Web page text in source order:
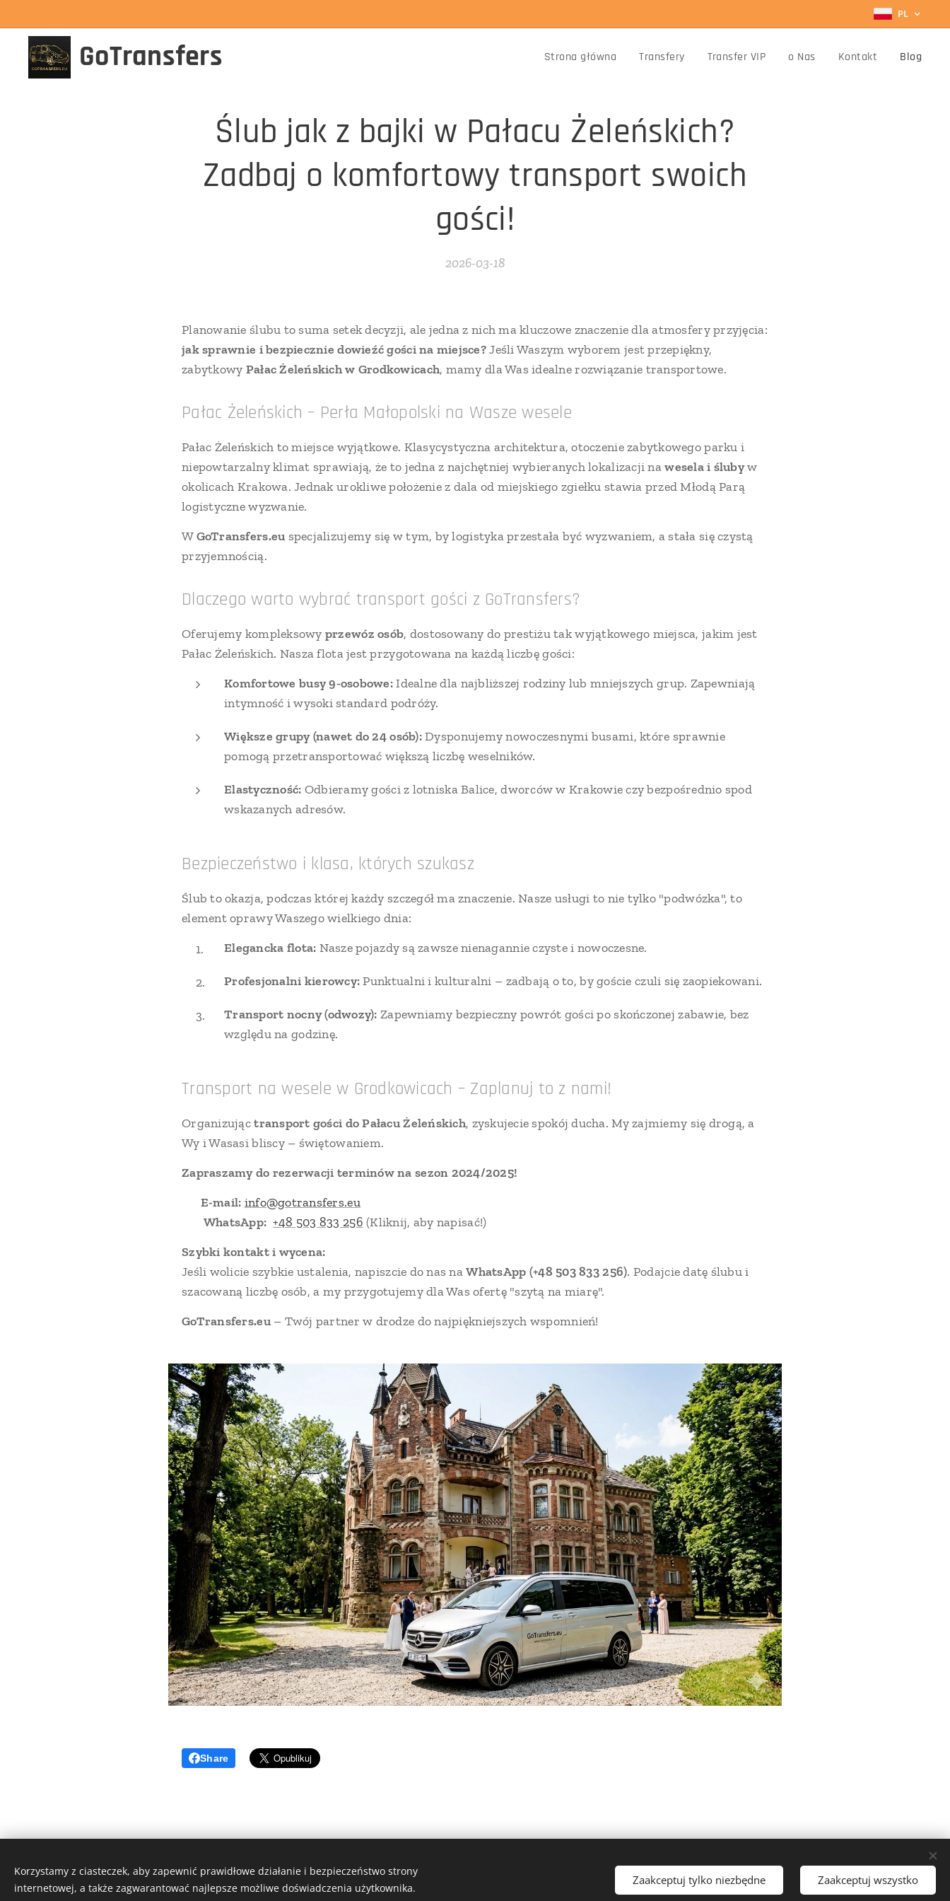
PL
GoTransfers Strona główna Transfery Transfer VIP o Nas Kontakt Blog
Ślub jak z bajki w Pałacu Żeleńskich?
Zadbaj o komfortowy transport swoich
gości!
2026-03-18
Planowanie ślubu to suma setek decyzji, ale jedna z nich ma kluczowe znaczenie dla atmosfery przyjęcia:
jak sprawnie i bezpiecznie dowieźć gości na miejsce?Jeśli Waszym wyborem jest przepiękny,
zabytkowy Pałac Żeleńskich w Grodkowicach, mamy dla Was idealne rozwiązanie transportowe.
Pałac Żeleńskich – Perła Małopolski na Wasze wesele
Pałac Żeleńskich to miejsce wyjątkowe. Klasycystyczna architektura, otoczenie zabytkowego parku i
niepowtarzalny klimat sprawiają, że to jedna z najchętniej wybieranych lokalizacji nawesela i ślubyw
okolicach Krakowa. Jednak urokliwe położenie z dala od miejskiego zgiełku stawia przed Młodą Parą
logistyczne wyzwanie.
WGoTransfers.eu specjalizujemy się w tym, by logistyka przestała być wyzwaniem, a stała się czystą
przyjemnością.
Dlaczego warto wybrać transport gości z GoTransfers?
Oferujemy kompleksowy przewóz osób, dostosowany do prestiżu tak wyjątkowego miejsca, jakim jest
Pałac Żeleńskich. Nasza flota jest przygotowana na każdą liczbę gości:
Komfortowe busy 9-osobowe:Idealne dla najbliższej rodziny lub mniejszych grup. Zapewniają
intymność i wysoki standard podróży.
Większe grupy (nawet do 24 osób):Dysponujemy nowoczesnymi busami, które sprawnie
pomogą przetransportować większą liczbę weselników.
Elastyczność: Odbieramy gości z lotniska Balice, dworców w Krakowie czy bezpośrednio spod
wskazanych adresów.
Bezpieczeństwo i klasa, których szukasz
Ślub to okazja, podczas której każdy szczegół ma znaczenie. Nasze usługi to nie tylko "podwózka", to
element oprawy Waszego wielkiego dnia:
Elegancka flota: Nasze pojazdy są zawsze nienagannie czyste i nowoczesne.
Profesjonalni kierowcy:Punktualni i kulturalni – zadbają o to, by goście czuli się zaopiekowani.
Transport nocny (odwozy): Zapewniamy bezpieczny powrót gości po skończonej zabawie, bez
względu na godzinę.
Transport na wesele w Grodkowicach – Zaplanuj to z nami!
Organizująctransport gości do Pałacu Żeleńskich, zyskujecie spokój ducha. My zajmiemy się drogą, a
Wy i Wasasi bliscy – świętowaniem.
Zapraszamy do rezerwacji terminów na sezon 2024/2025!
E-mail: info@gotransfers.eu
WhatsApp: +48 503 833 256 (Kliknij, aby napisać!)
Szybki kontakt i wycena:
Jeśli wolicie szybkie ustalenia, napiszcie do nas naWhatsApp (+48 503 833 256). Podajcie datę ślubu i
szacowaną liczbę osób, a my przygotujemy dla Was ofertę "szytą na miarę".
GoTransfers.eu– Twój partner w drodze do najpiękniejszych wspomnień!
Share
All rights reserved | GoTransfers 2025
Języki
Korzystamy z ciasteczek, aby zapewnić prawidłowe działanie i bezpieczeństwo strony
internetowej, a także zagwarantować najlepsze możliwe doświadczenia użytkownika.
Zaakceptuj tylko niezbędne Zaakceptuj wszystko